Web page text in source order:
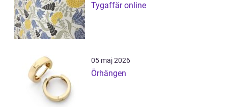
Tygaffär online
05 maj 2026
Örhängen